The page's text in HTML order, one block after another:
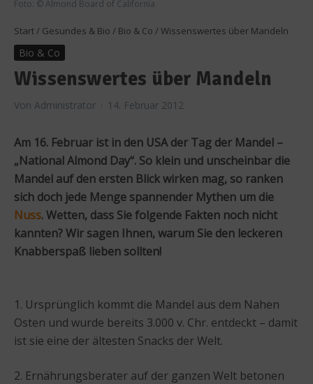
Foto: © Almond Board of California
Start / Gesundes & Bio / Bio & Co / Wissenswertes über Mandeln
Bio & Co
Wissenswertes über Mandeln
Von Administrator 14. Februar 2012
Am 16. Februar ist in den USA der Tag der Mandel –
„National Almond Day“. So klein und unscheinbar die
Mandel auf den ersten Blick wirken mag, so ranken
sich doch jede Menge spannender Mythen um die
Nuss. Wetten, dass Sie folgende Fakten noch nicht
kannten? Wir sagen Ihnen, warum Sie den leckeren
Knabberspaß lieben sollten!
1. Ursprünglich kommt die Mandel aus dem Nahen
Osten und wurde bereits 3.000 v. Chr. entdeckt – damit
ist sie eine der ältesten Snacks der Welt.
2. Ernährungsberater auf der ganzen Welt betonen